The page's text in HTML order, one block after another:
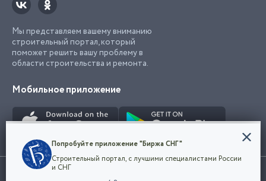
Мы представляем вашему вниманию
строительный портал, который
поможет решить вашу проблему в
области строительства и ремонта.
Мобильное приложение
Использование сайта, в том числе подача объявлений, означает
Конфиденциальность
Мы используем файлы cookie, чтобы сделать
наш сайт удобным для каждого
Попробуйте приложение "Биржа СНГ"
Строительный портал, с лучшими специалистами России
и СНГ